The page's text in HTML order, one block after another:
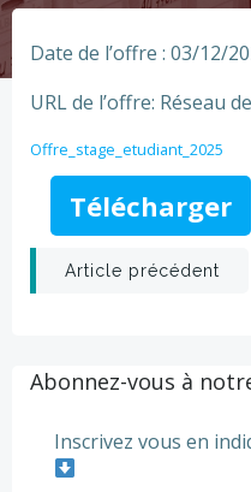
Date de l’offre : 03/12/
URL de l’offre: Réseau
Offre_stage_etudiant_2025
Télécharger
Post
Article précédent
Abonnez-vous à
Inscrivez vous en